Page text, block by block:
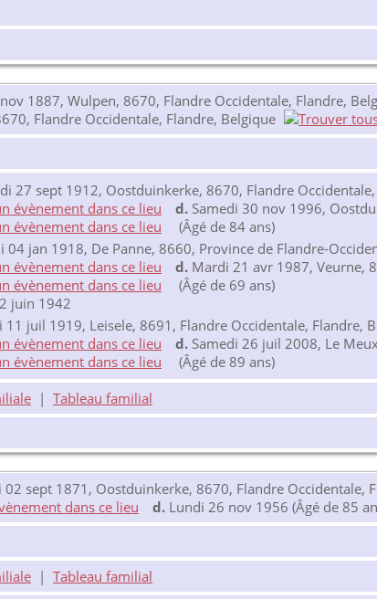
1887, Wulpen, 8670, Flandre Occidentale, Flandre,
Flandre Occidentale, Flandre, Belgique
27 sept 1912, Oostduinkerke, 8670, Flandre
d. Samedi 30 nov 1996,
(Âgé de 84 ans)
04 jan 1918, De Panne, 8660, Province de Flandre-
d. Mardi 21 avr 1987, Veurne,
(Âgé de 69 ans)
juin 1942
11 juil 1919, Leisele, 8691, Flandre Occidentale, Flandre,
d. Samedi 26 juil 2008, Le
(Âgé de 89 ans)
| Tableau familial
02 sept 1871, Oostduinkerke, 8670, Flandre Occidentale,
d. Lundi 26 nov 1956 (Âgé de 85
| Tableau familial